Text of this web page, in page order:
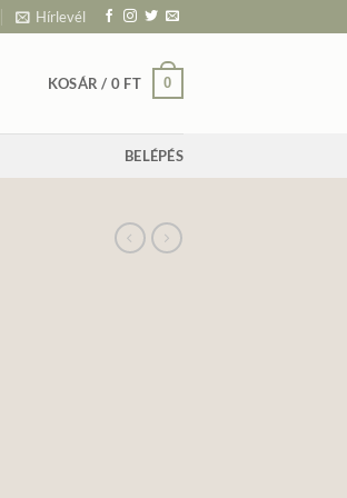
Hírlevél
KOSÁR / 0 FT 0
BELÉPÉS